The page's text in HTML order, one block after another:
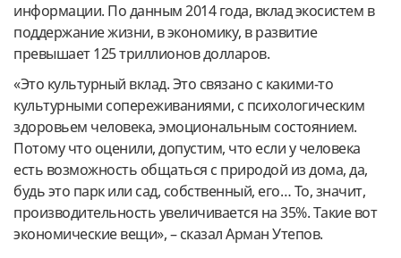
информации. По данным 2014 года, вклад экосистем в
поддержание жизни, в экономику, в развитие
превышает 125 триллионов долларов.
«Это культурный вклад. Это связано с какими-то
культурными сопереживаниями, с психологическим
здоровьем человека, эмоциональным состоянием.
Потому что оценили, допустим, что если у человека
есть возможность общаться с природой из дома, да,
будь это парк или сад, собственный, его… То, значит,
производительность увеличивается на 35%. Такие вот
экономические вещи», – сказал Арман Утепов.